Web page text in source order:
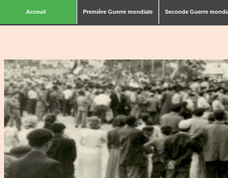
Acceuil Première Guerre mondiale Seconde Guerre